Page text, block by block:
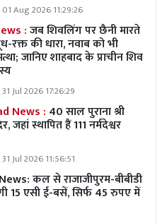
Aug 2026 11:29:26
:जब शिवलिंग पर छैनी मारते
रक्त की धारा, नवाब को भी
जानिए शाहबाद के प्राचीन शिव
Jul 2026 17:26:29
News : 40 साल पुराना श्री
जहां स्थापित हैं 111 नर्मदेश्वर
Jul 2026 11:56:51
कल से राजाजीपुरम-बीबीडी
15 एसी ई-बसें, सिर्फ 45 रुपए में